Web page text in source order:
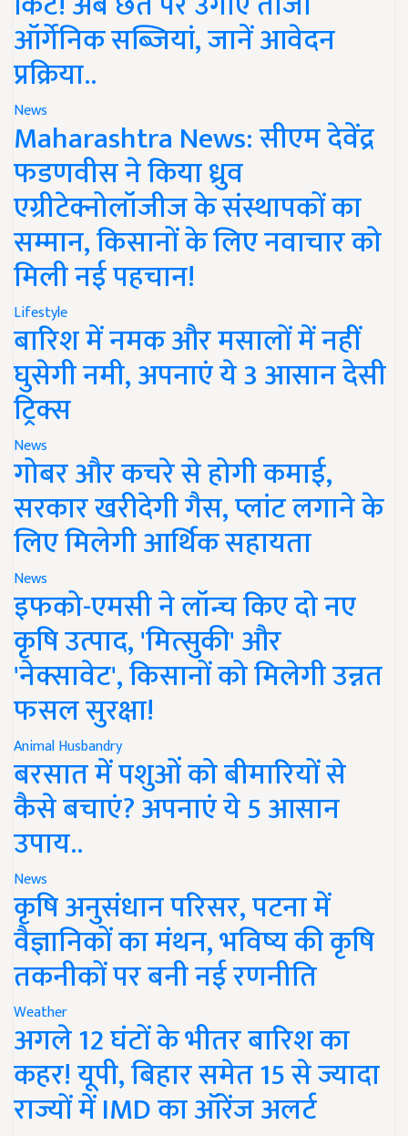
ऑर्गेनिक सब्जियां, जानें आवेदन
प्रक्रिया..
News
Maharashtra News: सीएम देवेंद्र
फडणवीस ने किया ध्रुव
एग्रीटेक्नोलॉजीज के संस्थापकों का
सम्मान, किसानों के लिए नवाचार को
मिली नई पहचान!
Lifestyle
बारिश में नमक और मसालों में नहीं
घुसेगी नमी, अपनाएं ये 3 आसान देसी
ट्रिक्स
News
गोबर और कचरे से होगी कमाई,
सरकार खरीदेगी गैस, प्लांट लगाने के
लिए मिलेगी आर्थिक सहायता
News
इफको-एमसी ने लॉन्च किए दो नए
कृषि उत्पाद, 'मित्सुकी' और
'नेक्सावेट', किसानों को मिलेगी उन्नत
फसल सुरक्षा!
Animal Husbandry
बरसात में पशुओं को बीमारियों से
कैसे बचाएं? अपनाएं ये 5 आसान
उपाय..
News
कृषि अनुसंधान परिसर, पटना में
वैज्ञानिकों का मंथन, भविष्य की कृषि
तकनीकों पर बनी नई रणनीति
Weather
अगले 12 घंटों के भीतर बारिश का
कहर! यूपी, बिहार समेत 15 से ज्यादा
राज्यों में IMD का ऑरेंज अलर्ट